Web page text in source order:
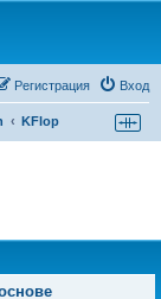
Вход
Регистрация
KFlop